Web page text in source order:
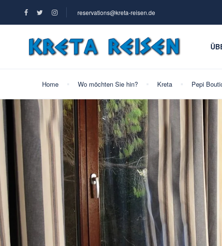
reservations@kreta-reisen.de
Home Wo möchten Sie hin? Kreta Pepi